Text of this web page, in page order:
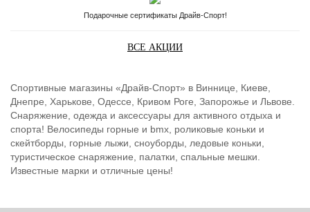
Подарочные сертификаты Драйв-Спорт!
ВСЕ АКЦИИ
Спортивные магазины «Драйв-Спорт» в Виннице, Киеве,
Днепре, Харькове, Одессе, Кривом Роге, Запорожье и Львове.
Снаряжение, одежда и аксессуары для активного отдыха и
спорта! Велосипеды горные и bmx, роликовые коньки и
скейтборды, горные лыжи, сноуборды, ледовые коньки,
туристическое снаряжение, палатки, спальные мешки.
Известные марки и отличные цены!